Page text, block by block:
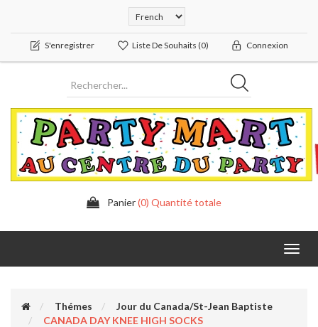
S'enregistrer Liste De Souhaits (0) Connexion
Panier(0) Quantité totale
Thémes
Jour du Canada/St-Jean Baptiste
CANADA DAY KNEE HIGH SOCKS